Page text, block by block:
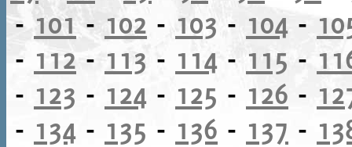
-101- 102 - 103 - 104 -
- 112 - 113 - 114 - 115 -
- 123 - 124 - 125 - 126 -
- 134 - 135 - 136 - 137 -